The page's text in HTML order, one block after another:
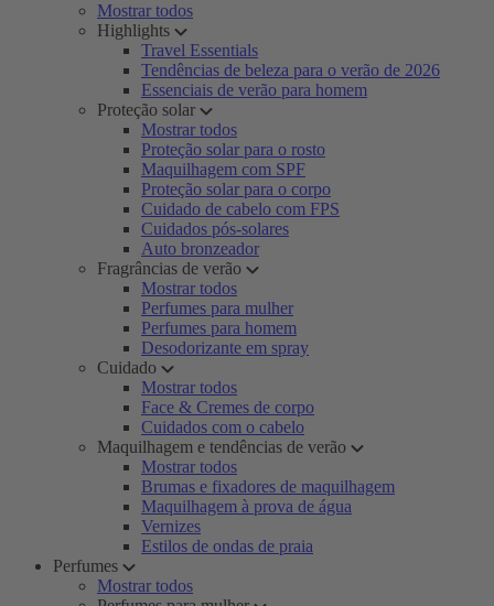
Mostrar todos
Highlights
Travel Essentials
Tendências de beleza para o verão de 2026
Essenciais de verão para homem
Proteção solar
Mostrar todos
Proteção solar para o rosto
Maquilhagem com SPF
Proteção solar para o corpo
Cuidado de cabelo com FPS
Cuidados pós-solares
Auto bronzeador
Fragrâncias de verão
Mostrar todos
Perfumes para mulher
Perfumes para homem
Desodorizante em spray
Cuidado
Mostrar todos
Face & Cremes de corpo
Cuidados com o cabelo
Maquilhagem e tendências de verão
Mostrar todos
Brumas e fixadores de maquilhagem
Maquilhagem à prova de água
Vernizes
Estilos de ondas de praia
Perfumes
Mostrar todos